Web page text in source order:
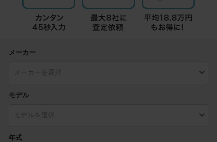
メーカー
モデル
年式